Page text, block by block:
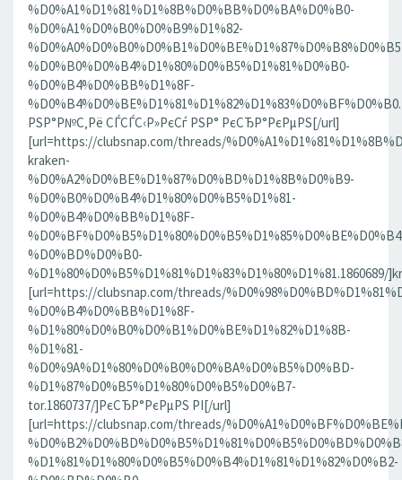
%D0%A1%D1%81%D1%8B%D0%BB%D0%BA%D0%B0-
%D0%A1%D0%B0%D0%B9%D1%82-
%D0%B0%D0%B4%D1%80%D0%B5%D1%81%D0%B0-
%D0%B4%D0%BB%D1%8F-
РЅР°Р№С‚Рё СЃСЃС‹Р»РєСѓ РЅР° РєСЂР°РєРµРЅ[/url]
[url=https://clubsnap.com/threads/
kraken-
%D0%A2%D0%BE%D1%87%D0%BD%D1%8B%D0%B9-
%D0%B0%D0%B4%D1%80%D0%B5%D1%81-
%D0%B4%D0%BB%D1%8F-
%D0%BD%D0%B0-
%D1%80%D0%B5%D1%81%D1%83%D1%80%D1%81.1860689/
[url=https://clubsnap.com/threads/
%D0%B4%D0%BB%D1%8F-
%D1%80%D0%B0%D0%B1%D0%BE%D1%82%D1%8B-
%D1%81-
%D0%9A%D1%80%D0%B0%D0%BA%D0%B5%D0%BD-
%D1%87%D0%B5%D1%80%D0%B5%D0%B7-
tor.1860737/]РєСЂР°РєРµРЅ РІ[/url]
[url=https://clubsnap.com/threads/
%D1%81%D1%80%D0%B5%D0%B4%D1%81%D1%82%D0%B2-